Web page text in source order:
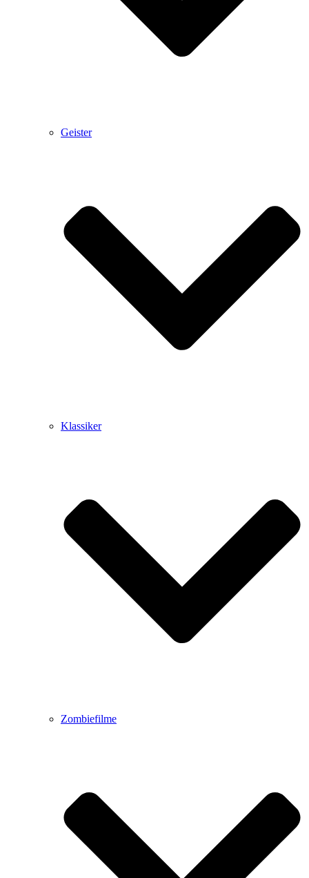
Geister
Klassiker
Zombiefilme